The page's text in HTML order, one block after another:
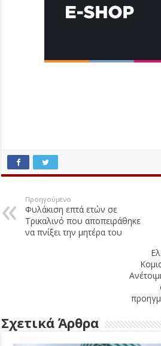
Προηγούμενο
Φυλάκιση επτά ετών σε
Τρικαλινό που αποπειράθηκε
να πνίξει την μητέρα του
Σχετικά Άρθρα